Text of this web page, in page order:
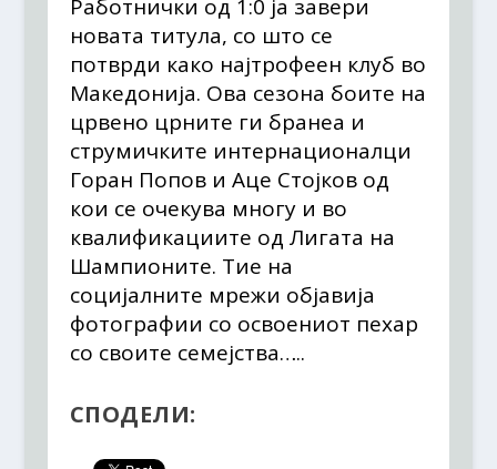
Работнички од 1:0 ја завери
новата титула, со што се
потврди како најтрофеен клуб во
Македонија. Ова сезона боите на
црвено црните ги бранеа и
струмичките интернационалци
Горан Попов и Аце Стојков од
кои се очекува многу и во
квалификациите од Лигата на
Шампионите. Тие на
социјалните мрежи објавија
фотографии со освоениот пехар
со своите семејства…..
СПОДЕЛИ: